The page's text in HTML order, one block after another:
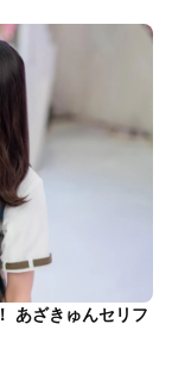
あざきゅんセリフ